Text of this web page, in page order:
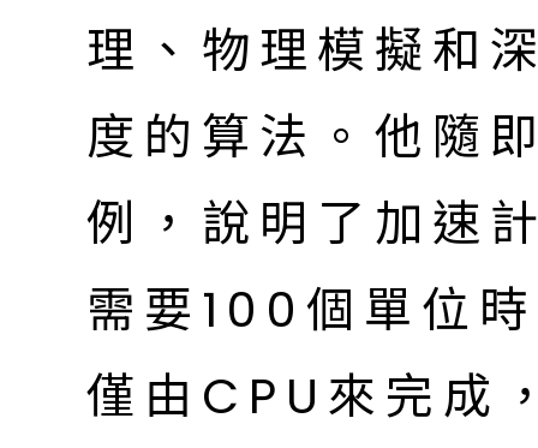
理、物理模擬和
度的算法。他隨
例，說明了加速
需要100個單位
僅由CPU來完成